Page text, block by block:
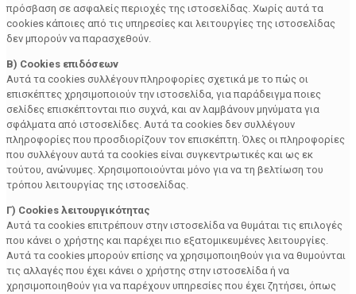
πρόσβαση σε ασφαλείς περιοχές της ιστοσελίδας. Χωρίς αυτά τα
cookies κάποιες από τις υπηρεσίες και λειτουργίες της ιστοσελίδας
δεν μπορούν να παρασχεθούν.
Β) Cookies επιδόσεων
Αυτά τα cookies συλλέγουν πληροφορίες σχετικά με το πώς οι
επισκέπτες χρησιμοποιούν την ιστοσελίδα, για παράδειγμα ποιες
σελίδες επισκέπτονται πιο συχνά, και αν λαμβάνουν μηνύματα για
σφάλματα από ιστοσελίδες. Αυτά τα cookies δεν συλλέγουν
πληροφορίες που προσδιορίζουν τον επισκέπτη. Όλες οι πληροφορίες
που συλλέγουν αυτά τα cookies είναι συγκεντρωτικές και ως εκ
τούτου, ανώνυμες. Χρησιμοποιούνται μόνο για να τη βελτίωση του
τρόπου λειτουργίας της ιστοσελίδας.
Γ) Cookies λειτουργικότητας
Αυτά τα cookies επιτρέπουν στην ιστοσελίδα να θυμάται τις επιλογές
που κάνει ο χρήστης και παρέχει πιο εξατομικευμένες λειτουργίες.
Αυτά τα cookies μπορούν επίσης να χρησιμοποιηθούν για να θυμούνται
τις αλλαγές που έχει κάνει ο χρήστης στην ιστοσελίδα ή να
χρησιμοποιηθούν για να παρέχουν υπηρεσίες που έχει ζητήσει, όπως